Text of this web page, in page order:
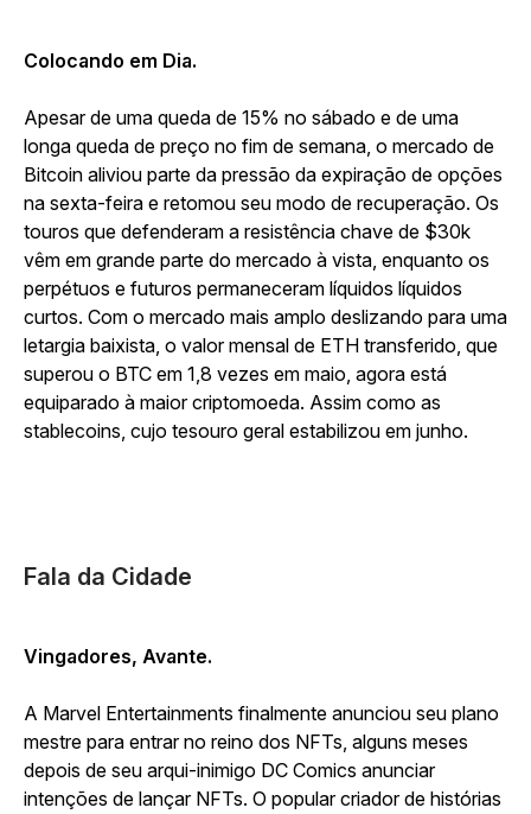
Colocando em Dia.
Apesar de uma queda de 15% no sábado e de uma
longa queda de preço no fim de semana, o mercado de
Bitcoin aliviou parte da pressão da expiração de opções
na sexta-feira e retomou seu modo de recuperação. Os
touros que defenderam a resistência chave de $30k
vêm em grande parte do mercado à vista, enquanto os
perpétuos e futuros permaneceram líquidos líquidos
curtos. Com o mercado mais amplo deslizando para uma
letargia baixista, o valor mensal de ETH transferido, que
superou o BTC em 1,8 vezes em maio, agora está
equiparado à maior criptomoeda. Assim como as
stablecoins, cujo tesouro geral estabilizou em junho.
Fala da Cidade
Vingadores, Avante.
A Marvel Entertainments finalmente anunciou seu plano
mestre para entrar no reino dos NFTs, alguns meses
depois de seu arqui-inimigo DC Comics anunciar
intenções de lançar NFTs. O popular criador de histórias